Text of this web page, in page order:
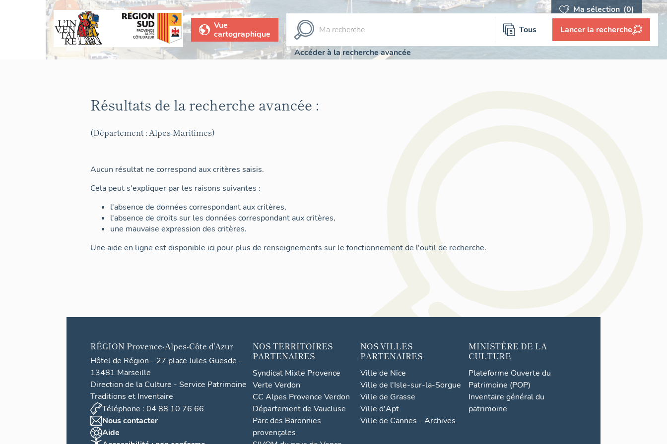
Ma sélection (0)
Vue
cartographique
Tous Lancer la recherche
Accéder à la recherche avancée
Résultats de la recherche avancée :
(Département : Alpes-Maritimes)
Aucun résultat ne correspond aux critères saisis.
Cela peut s'expliquer par les raisons suivantes :
l'absence de données correspondant aux critères,
l'absence de droits sur les données correspondant aux critères,
une mauvaise expression des critères.
Une aide en ligne est disponible ici pour plus de renseignements sur le fonctionnement de l'outil de recherche.
RÉGION Provence-Alpes-Côte d'Azur
Hôtel de Région - 27 place Jules Guesde -
13481 Marseille
Direction de la Culture - Service Patrimoine
Traditions et Inventaire
Téléphone : 04 88 10 76 66
Nous contacter
Aide
NOS TERRITOIRES
PARTENAIRES
Syndicat Mixte Provence
Verte Verdon
CC Alpes Provence Verdon
Département de Vaucluse
Parc des Baronnies
provençales
NOS VILLES
PARTENAIRES
Ville de Nice
Ville de l'Isle-sur-la-Sorgue
Ville de Grasse
Ville d'Apt
Ville de Cannes - Archives
MINISTÈRE DE LA
CULTURE
Plateforme Ouverte du
Patrimoine (POP)
Inventaire général du
patrimoine